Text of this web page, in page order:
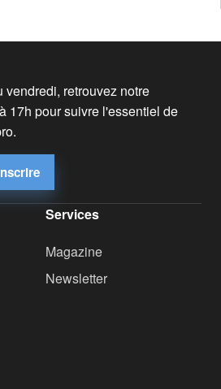
vendredi, retrouvez notre
17h pour suivre l'essentiel de
Services
Magazine
Newsletter